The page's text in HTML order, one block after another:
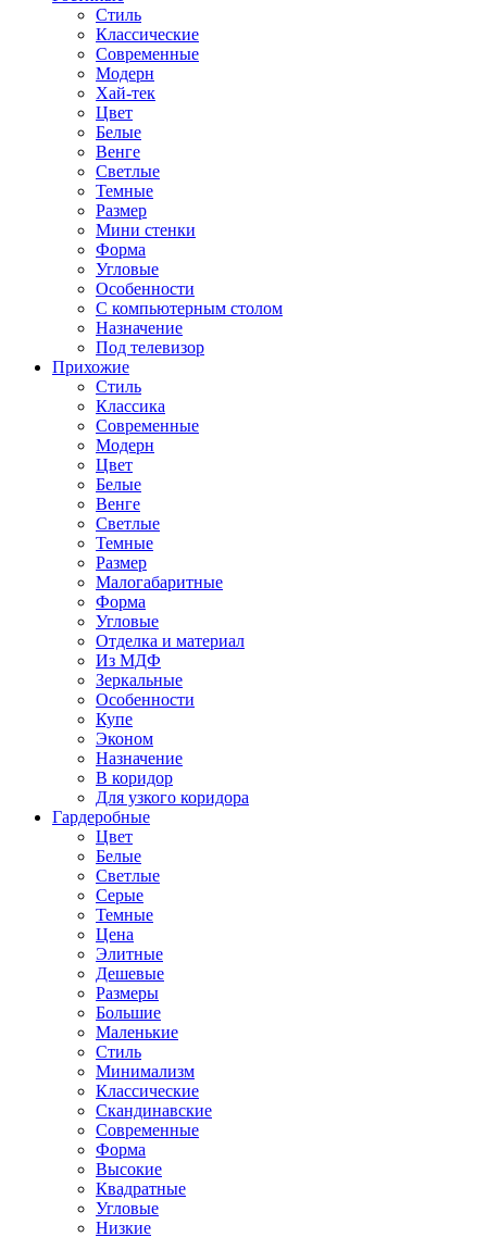
Стиль
Классические
Современные
Модерн
Хай-тек
Цвет
Белые
Венге
Светлые
Темные
Размер
Мини стенки
Форма
Угловые
Особенности
С компьютерным столом
Назначение
Под телевизор
Прихожие
Стиль
Классика
Современные
Модерн
Цвет
Белые
Венге
Светлые
Темные
Размер
Малогабаритные
Форма
Угловые
Отделка и материал
Из МДФ
Зеркальные
Особенности
Купе
Эконом
Назначение
В коридор
Для узкого коридора
Гардеробные
Цвет
Белые
Светлые
Серые
Темные
Цена
Элитные
Дешевые
Размеры
Большие
Маленькие
Стиль
Минимализм
Классические
Скандинавские
Современные
Форма
Высокие
Квадратные
Угловые
Низкие